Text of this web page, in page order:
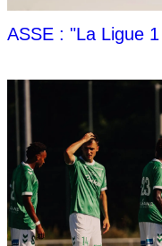
ASSE : "La Ligue